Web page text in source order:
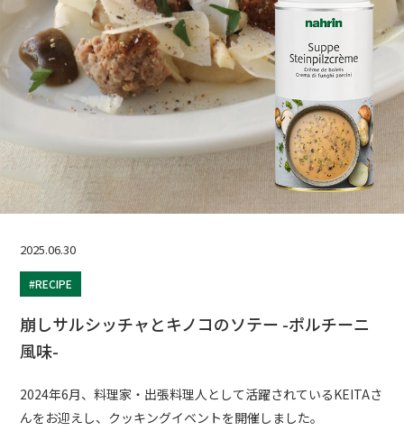
2025.06.30
#RECIPE
崩しサルシッチャとキノコのソテー -ポルチーニ
風味-
2024年6月、料理家・出張料理人として活躍されているKEITAさ
んをお迎えし、クッキングイベントを開催しました。